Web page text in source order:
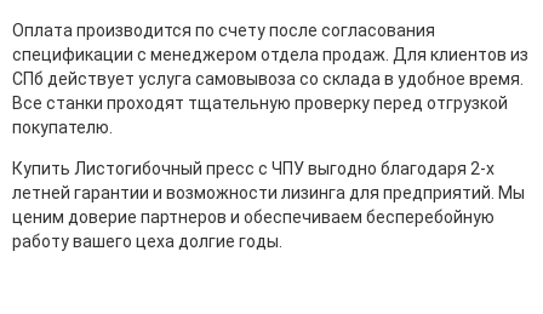
Оплата производится по счету после согласования
спецификации с менеджером отдела продаж. Для клиентов из
СПб действует услуга самовывоза со склада в удобное время.
Все станки проходят тщательную проверку перед отгрузкой
покупателю.
Купить Листогибочный пресс с ЧПУ выгодно благодаря 2-х
летней гарантии и возможности лизинга для предприятий. Мы
ценим доверие партнеров и обеспечиваем бесперебойную
работу вашего цеха долгие годы.